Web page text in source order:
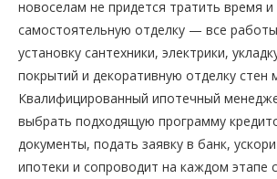
новоселам не придется тратить время и
самостоятельную отделку — все
установку сантехники, электрики,
покрытий и декоративную отделку стен
Квалифицированный ипотечный
выбрать подходящую программу
документы, подать заявку в банк,
ипотеки и сопроводит на каждом этапе